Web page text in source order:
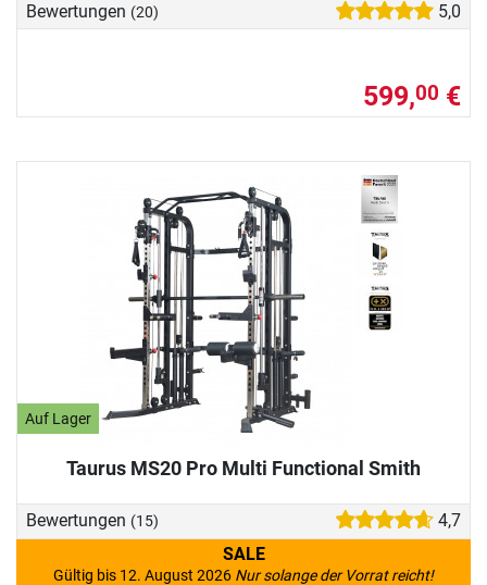
Bewertungen (20) 5,0
599,00 €
Auf Lager
Taurus MS20 Pro Multi Functional Smith
Bewertungen (15)
4,7
SALE
Gültig bis 12. August 2026 Nur solange der Vorrat reicht!